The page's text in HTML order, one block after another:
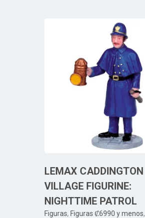
LEMAX CADDINGTON
VILLAGE FIGURINE:
NIGHTTIME PATROL
Figuras, Figuras ₡6990 y menos,